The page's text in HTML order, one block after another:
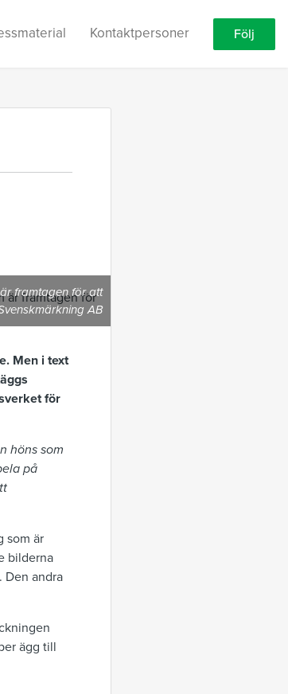
Kontaktpersoner Följ
framtagen för att
AB
Men i text
för
höns som
på
som är
bilderna
Den andra
ägg till